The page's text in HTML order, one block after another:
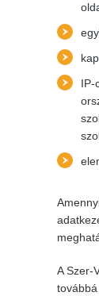
IP-
A Szer-